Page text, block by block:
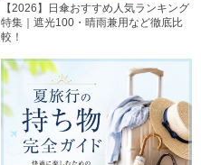
【2026】日傘おすすめ人気ランキング
特集｜遮光100・晴雨兼用など徹底比
較！